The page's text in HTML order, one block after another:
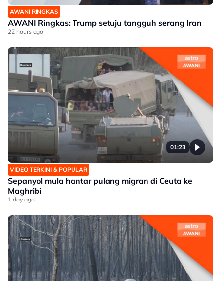
AWANI RINGKAS
AWANI Ringkas: Trump setuju tangguh serang Iran
22 hours ago
01:23
VIDEO TERKINI & POPULAR
Sepanyol mula hantar pulang migran di Ceuta ke
Maghribi
1 day ago